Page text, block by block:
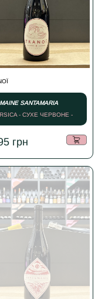
SANTAMARIA
- СУХЕ ЧЕРВОНЕ -
грн